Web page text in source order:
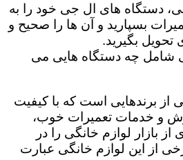
دستگاه های ال جی خود را به
بسپارید و آن ها را صحیح و
تحویل بگیرید.
شامل چه دستگاه هایی می
از برندهایی است که با کیفیت
و خدمات تعمیرات خوب،
بازار لوازم خانگی را در
از این لوازم خانگی عبارت